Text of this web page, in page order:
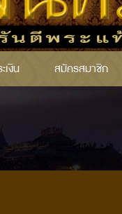
เงิน สมัครสมาชิก